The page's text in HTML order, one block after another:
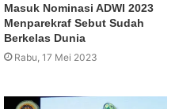
Masuk Nominasi ADWI 2023
Menparekraf Sebut Sudah
Berkelas Dunia
Rabu, 17 Mei 2023